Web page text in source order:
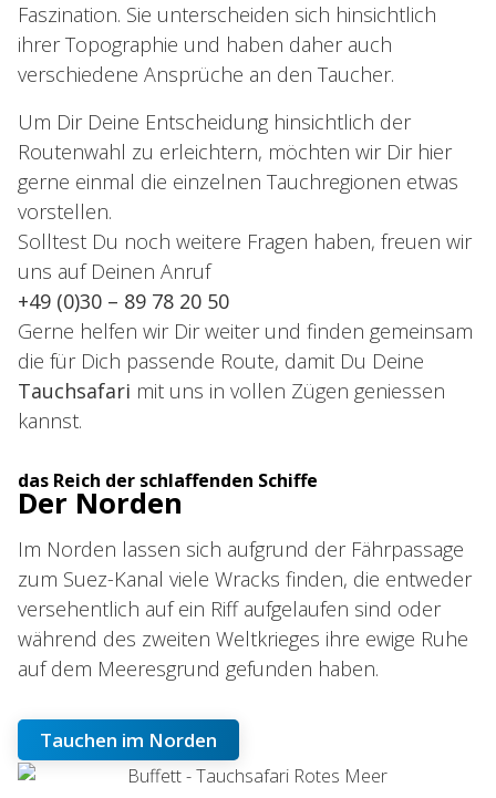
Faszination. Sie unterscheiden sich hinsichtlich
ihrer Topographie und haben daher auch
verschiedene Ansprüche an den Taucher.
Um Dir Deine Entscheidung hinsichtlich der
Routenwahl zu erleichtern, möchten wir Dir hier
gerne einmal die einzelnen Tauchregionen etwas
vorstellen.
Solltest Du noch weitere Fragen haben, freuen wir
uns auf Deinen Anruf
+49 (0)30 – 89 78 20 50
Gerne helfen wir Dir weiter und finden gemeinsam
die für Dich passende Route, damit Du Deine
Tauchsafari mit uns in vollen Zügen geniessen
kannst.
das Reich der schlaffenden Schiffe
Der Norden
Im Norden lassen sich aufgrund der Fährpassage
zum Suez-Kanal viele Wracks finden, die entweder
versehentlich auf ein Riff aufgelaufen sind oder
während des zweiten Weltkrieges ihre ewige Ruhe
auf dem Meeresgrund gefunden haben.
Tauchen im Norden